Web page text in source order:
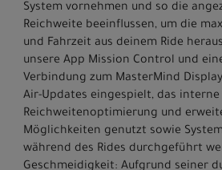
System vornehmen und so die
Reichweite beeinflussen, um die
und Fahrzeit aus deinem Ride
unsere App Mission Control und
Verbindung zum MasterMind
Air-Updates eingespielt, das interne
Reichweitenoptimierung und
Möglichkeiten genutzt sowie
während des Rides durchgeführt
Geschmeidigkeit: Aufgrund seiner